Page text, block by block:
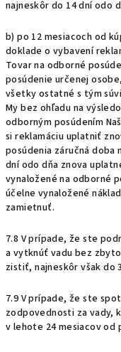
najneskôr do 14 dní odo
b) po 12 mesiacoch od
doklade o vybavení
Tovar na odborné
posúdenie určenej
všetky ostatné s tým
My bez ohľadu na
odborným posúdením
si reklamáciu uplatniť
posúdenia záručná doba
dní odo dňa znova
vynaložené na odborné
účelne vynaložené
zamietnuť.
7.8 V prípade, že ste
a vytknúť vadu bez
zistiť, najneskôr však do
7.9 V prípade, že ste
zodpovednosti za vady,
v lehote 24 mesiacov od